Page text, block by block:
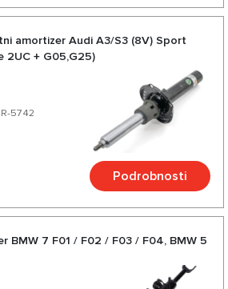
amortizer Audi A3/S3 (8V) Sport
2UC + G05,G25)
5742
Podrobnosti
BMW 7 F01 / F02 / F03 / F04, BMW 5